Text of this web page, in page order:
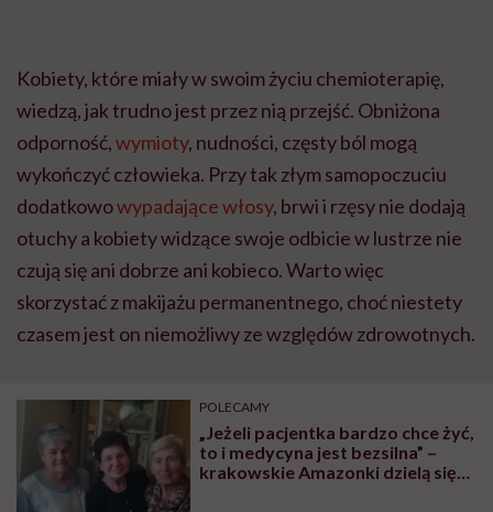
Kobiety, które miały w swoim życiu chemioterapię,
wiedzą, jak trudno jest przez nią przejść. Obniżona
odporność,wymioty, nudności, częsty ból mogą
wykończyć człowieka. Przy tak złym samopoczuciu
dodatkowowypadające włosy, brwi i rzęsy nie dodają
otuchy a kobiety widzące swoje odbicie w lustrze nie
czują się ani dobrze ani kobieco. Warto więc
skorzystać z makijażu permanentnego, choć niestety
czasem jest on niemożliwy ze względów zdrowotnych.
POLECAMY
„Jeżeli pacjentka bardzo chce żyć,
to i medycyna jest bezsilna” –
krakowskie Amazonki dzielą się